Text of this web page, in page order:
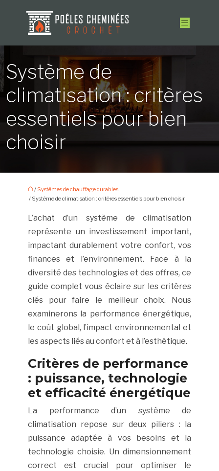
Système de
climatisation : critères
essentiels pour bien
choisir
/ Systèmes de chauffage durables
/ Système de climatisation : critères essentiels pour bien choisir
L’achat d’un système de climatisation
représente un investissement important,
impactant durablement votre confort, vos
finances et l’environnement. Face à la
diversité des technologies et des offres, ce
guide complet vous éclaire sur les critères
clés pour faire le meilleur choix. Nous
examinerons la performance énergétique,
le coût global, l’impact environnemental et
les aspects liés au confort et à l’esthétique.
Critères de performance
: puissance, technologie
et efficacité énergétique
La performance d’un système de
climatisation repose sur deux piliers : la
puissance adaptée à vos besoins et la
technologie choisie. Un dimensionnement
correct est crucial pour optimiser le